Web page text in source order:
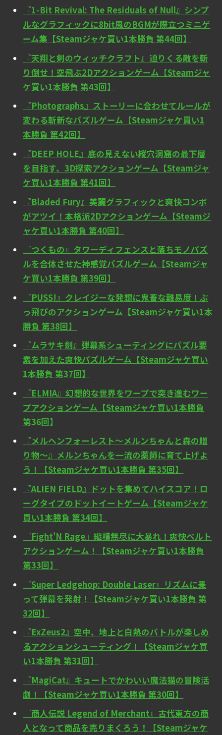
『1-Bit Revival: The Residuals of Null』シンプ
ルなグラフィックに8bit風のBGMが際立つミニゲ
ーム集【Steamジャケ買い1本勝負 第44回】
『天翔と剣のウィッチクラフト』迫りくる敵を斬
り倒せ！空飛ぶ2Dアクションゲーム【Steamジャ
ケ買い1本勝負 第43回】
『Photographs』ストーリーに合わせてルールが
変わる斬新なパズルゲーム【Steamジャケ買い1
本勝負 第42回】
『DEEP HOLE』底の見えない縦穴洞窟の最下層
を目指す、3D探索アクションゲーム【Steamジャ
ケ買い1本勝負 第41回】
『Bladed Fury』美麗グラフィックと爽快コンボ
がアツイ！本格派2Dアクションゲーム【Steamジ
ャケ買い1本勝負 第40回】
『つくもの』タワーディフェンスと落ちモノパズ
ルを合体させた神感覚パズルゲーム【Steamジャ
ケ買い1本勝負 第39回】
『PUSS!』クレイジーな発想に鬼畜な難易度！ぶ
っ飛びのアクションゲーム【Steamジャケ買い1本
勝負 第38回】
『ムラサキ劍』弾幕系シューティングにパズル要
素を加えた爽快パズルゲーム【Steamジャケ買い
1本勝負 第37回】
『ELMIA』幻想的な世界をワープで突き進むワー
プアクションゲーム【Steamジャケ買い1本勝負
第36回】
『メルヘンフォーレスト～メルンちゃんと森の贈
り物～』メルンちゃんを一流の薬師に育て上げよ
う！【Steamジャケ買い1本勝負 第35回】
『ALIEN FIELD』ドットを集めてハイスコア！ロ
ーグタイプのドットイートゲーム【Steamジャケ
買い1本勝負 第34回】
『Fight'N Rage』縦横無尽に大暴れ！爽快ベルト
アクションゲーム！【Steamジャケ買い1本勝負
第33回】
『Super Ledgehop: Double Laser』リズムに乗
って弾幕を発射！【Steamジャケ買い1本勝負 第
32回】
『ExZeus2』空中、地上と白熱のバトルが楽しめ
るアクションシューティング！【Steamジャケ買
い1本勝負 第31回】
『MagiCat』キュートでかわいい魔法猫の冒険活
劇！【Steamジャケ買い1本勝負 第30回】
『商人伝説 Legend of Merchant』古代東方の商
人となって商品を売りまくろう！【Steamジャケ